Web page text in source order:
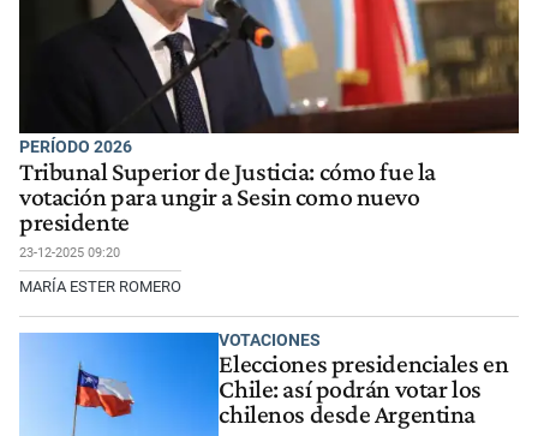
PERÍODO 2026
Tribunal Superior de Justicia: cómo fue la
votación para ungir a Sesin como nuevo
presidente
23-12-2025 09:20
MARÍA ESTER ROMERO
VOTACIONES
Elecciones presidenciales en
Chile: así podrán votar los
chilenos desde Argentina